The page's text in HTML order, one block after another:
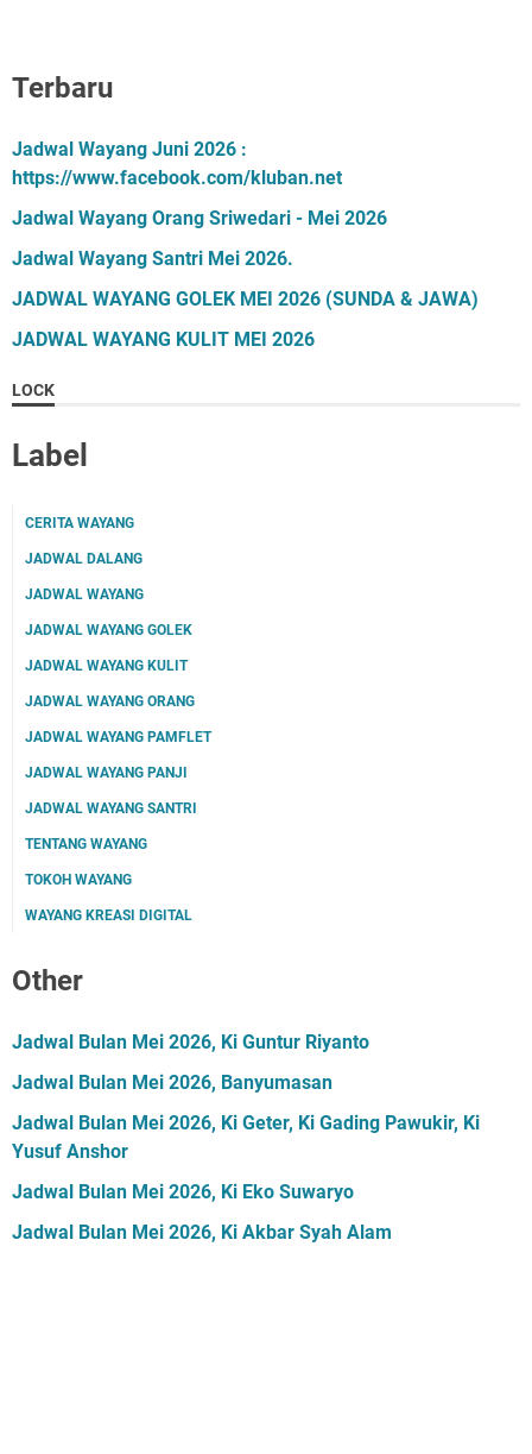
Terbaru
Jadwal Wayang Juni 2026 :
https://www.facebook.com/kluban.net
Jadwal Wayang Orang Sriwedari - Mei 2026
Jadwal Wayang Santri Mei 2026.
JADWAL WAYANG GOLEK MEI 2026 (SUNDA & JAWA)
JADWAL WAYANG KULIT MEI 2026
LOCK
Label
CERITA WAYANG
JADWAL DALANG
JADWAL WAYANG
JADWAL WAYANG GOLEK
JADWAL WAYANG KULIT
JADWAL WAYANG ORANG
JADWAL WAYANG PAMFLET
JADWAL WAYANG PANJI
JADWAL WAYANG SANTRI
TENTANG WAYANG
TOKOH WAYANG
WAYANG KREASI DIGITAL
Other
Jadwal Bulan Mei 2026, Ki Guntur Riyanto
Jadwal Bulan Mei 2026, Banyumasan
Jadwal Bulan Mei 2026, Ki Geter, Ki Gading Pawukir, Ki
Yusuf Anshor
Jadwal Bulan Mei 2026, Ki Eko Suwaryo
Jadwal Bulan Mei 2026, Ki Akbar Syah Alam